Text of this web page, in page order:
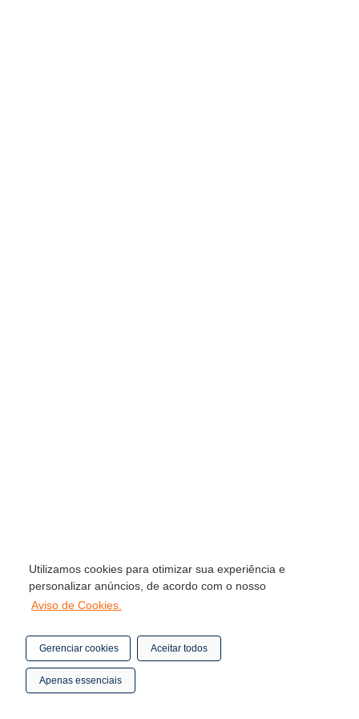
Utilizamos cookies para otimizar sua experiência e
personalizar anúncios, de acordo com o nosso
Aviso de Cookies.
Aceitar todos
Apenas essenciais
Gerenciar cookies